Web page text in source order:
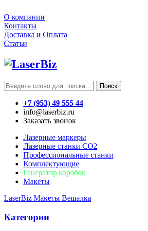
О компании
Контакты
Доставка и Оплата
Статьи
Поиск
+7 (953) 49 555 44
info@laserbiz.ru
Заказать звонок
Лазерные маркеры
Лазерные станки CO2
Профессиональные станки
Комплектующие
Генератор коробок
Макеты
LaserBiz Макеты Вешалка
Категории